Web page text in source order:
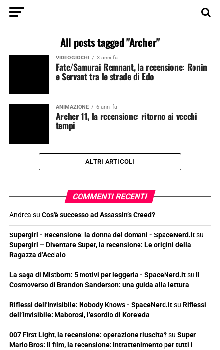
All posts tagged "Archer"
VIDEOGIOCHI 3 anni fa
Fate/Samurai Remnant, la recensione: Ronin
e Servant tra le strade di Edo
ANIMAZIONE 6 anni fa
Archer 11, la recensione: ritorno ai vecchi
tempi
ALTRI ARTICOLI
COMMENTI RECENTI
Andrea su Cos’è successo ad Assassin’s Creed?
Supergirl - Recensione: la donna del domani - SpaceNerd.itsu
Supergirl – Diventare Super, la recensione: Le origini della
Ragazza d’Acciaio
La saga di Mistborn: 5 motivi per leggerla - SpaceNerd.itsu Il
Cosmoverso di Brandon Sanderson: una guida alla lettura
Riflessi dell'Invisibile: Nobody Knows - SpaceNerd.itsu Riflessi
dell’Invisibile: Maborosi, l’esordio di Kore’eda
007 First Light, la recensione: operazione riuscita?su Super
Mario Bros: Il film, la recensione: Intrattenimento per tutti i